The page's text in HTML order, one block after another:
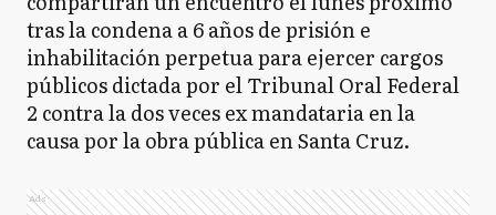
tras la condena a 6 años de prisión e
inhabilitación perpetua para ejercer cargos
públicos dictada por el Tribunal Oral Federal
2 contra la dos veces ex mandataria en la
causa por la obra pública en Santa Cruz.
Ads